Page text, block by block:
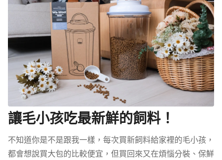
讓毛小孩吃最新鮮的飼料！
不知道你是不是跟我一樣，每次買新飼料給家裡的毛小孩，
都會想說買大包的比較便宜，但買回來又在煩惱分裝、保鮮